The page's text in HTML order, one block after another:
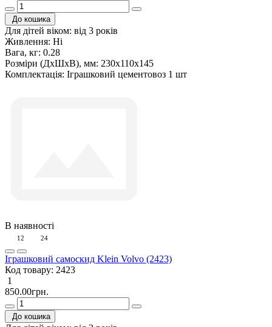
До кошика
Для дітей віком: від 3 років
Живлення: Ні
Вага, кг: 0.28
Розміри (ДxШxВ), мм: 230х110х145
Комплектація: Іграшковий цементовоз 1 шт
В наявності
12 24
Іграшковий самоскид Klein Volvo (2423)
Код товару: 2423
1
850.00грн.
До кошика